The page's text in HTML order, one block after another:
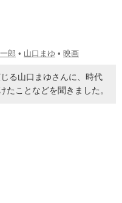
郎 • 山口まゆ • 映画
る山口まゆさんに、時代
たことなどを聞きました。